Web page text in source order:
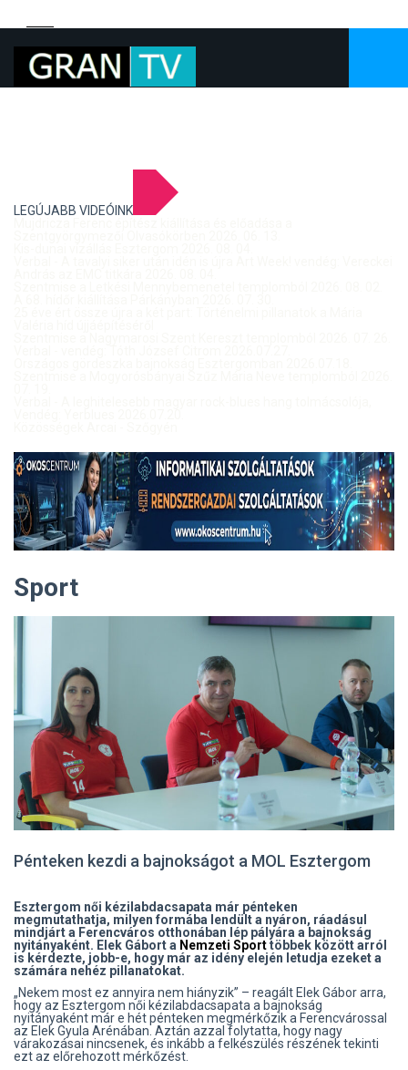
LEGÚJABB VIDEÓINK
Sport
Pénteken kezdi a bajnokságot a MOL Esztergom
Esztergom női kézilabdacsapata már pénteken
megmutathatja, milyen formába lendült a nyáron, ráadásul
mindjárt a Ferencváros otthonában lép pályára a bajnokság
nyitányaként. Elek Gábort a Nemzeti Sporttöbbek között arról
is kérdezte, jobb-e, hogy már az idény elején letudja ezeket a
számára nehéz pillanatokat.
„Nekem most ez annyira nem hiányzik” – reagált Elek Gábor arra,
hogy az Esztergom női kézilabdacsapata a bajnokság
nyitányaként már e hét pénteken megmérkőzik a Ferencvárossal
az Elek Gyula Arénában. Aztán azzal folytatta, hogy nagy
várakozásai nincsenek, és inkább a felkészülés részének tekinti
ezt az előrehozott mérkőzést.